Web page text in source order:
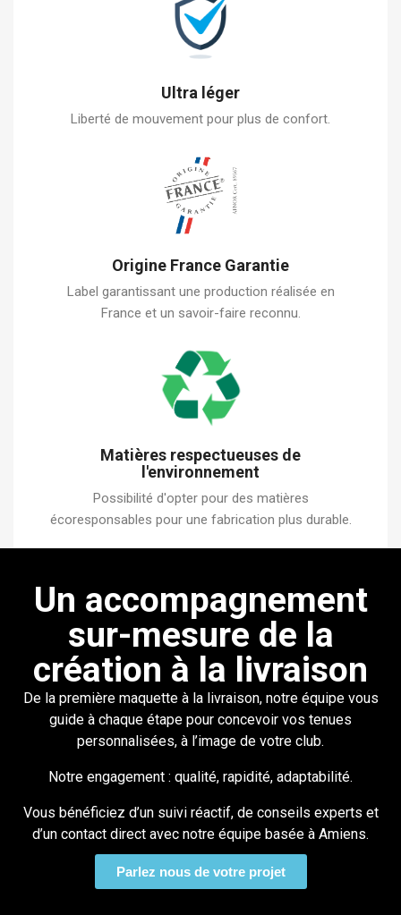
Ultra léger
Liberté de mouvement pour plus de confort.
Origine France Garantie
Label garantissant une production réalisée en
France et un savoir-faire reconnu.
Matières respectueuses de
l'environnement
Possibilité d'opter pour des matières
écoresponsables pour une fabrication plus durable.
Un accompagnement
sur-mesure de la
création à la livraison
De la première maquette à la livraison, notre équipe vous
guide à chaque étape pour concevoir vos tenues
personnalisées, à l’image de votre club.
Notre engagement : qualité, rapidité, adaptabilité.
Vous bénéficiez d’un suivi réactif, de conseils experts et
d’un contact direct avec notre équipe basée à Amiens.
Parlez nous de votre projet